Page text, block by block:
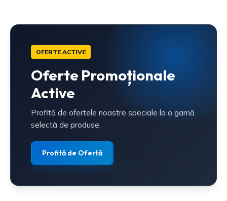
OFERTE ACTIVE
Oferte Promoționale
Active
Profită de ofertele noastre speciale la o gamă
selectă de produse.
Profită de Ofertă